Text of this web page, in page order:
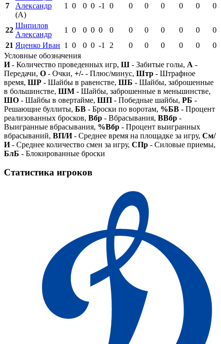
7
Александр
(А)
1 0 0 0 -1 0 0 0 0 0 0 0
22
Шипилов
Александр
1 0 0 0 0 0 0 0 0 0 0
0
21 Яценко Иван 1 0 0 0 -1 2 0 0 0 0 0
0
Условные обозначения
И- Количество проведенных игр, Ш - Забитые голы, А -
Передачи, О - Очки, +/- - Плюс/минус, Штр - Штрафное
время, ШР - Шайбы в равенстве, ШБ - Шайбы, заброшенные
в большинстве, ШМ - Шайбы, заброшенные в меньшинстве,
ШО - Шайбы в овертайме, ШП - Победные шайбы, РБ -
Решающие буллиты, БВ - Броски по воротам, %БВ - Процент
реализованных бросков, Вбр - Вбрасывания, ВВбр -
Выигранные вбрасывания, %Вбр - Процент выигранных
вбрасываний, ВП/И- Среднее время на площадке за игру, См/
И- Среднее количество смен за игру, СПр - Силовые приемы,
БлБ - Блокированные броски
Статистика игроков